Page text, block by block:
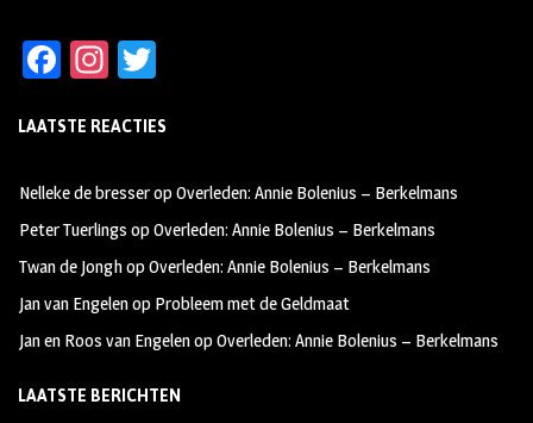
Fa
b
oo
k
In
ag
m
tt
LAATSTE REACTIES
Nelleke de bresseropOverleden: Annie Bolenius – Berkelmans
Peter Tuerlings opOverleden: Annie Bolenius – Berkelmans
Twan de JonghopOverleden: Annie Bolenius – Berkelmans
Jan van Engelenop Probleem met de Geldmaat
Jan en Roos van EngelenopOverleden: Annie Bolenius – Berkelmans
LAATSTE BERICHTEN